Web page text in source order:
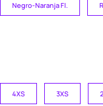
Negro-Naranja Fl.
4XS 3XS